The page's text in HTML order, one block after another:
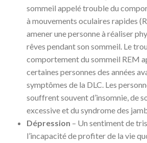
sommeil appelé trouble du
à mouvements oculaires rapides
amener une personne à réaliser
rêves pendant son sommeil. Le
comportement du sommeil REM
certaines personnes des années
symptômes de la DLC. Les
souffrent souvent d’insomnie, de
excessive et du syndrome des
Dépression – Un sentiment de
l’incapacité de profiter de la vie